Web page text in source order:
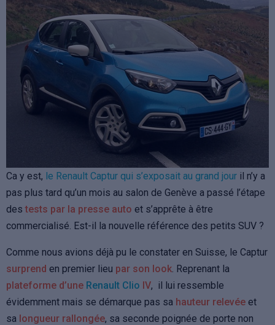
Ca y est, le Renault Captur qui s’exposait au grand jour il n’y a
pas plus tard qu’un mois au salon de Genève a passé l’étape
destests par la presse auto et s’apprête à être
commercialisé. Est-il la nouvelle référence des petits SUV ?
Comme nous avions déjà pu le constater en Suisse, le Captur
surprend en premier lieu par son look . Reprenant la
plateforme d’une Renault Clio IV, il lui ressemble
évidemment mais se démarque pas sa hauteur relevée et
sa longueur rallongée, sa seconde poignée de porte non